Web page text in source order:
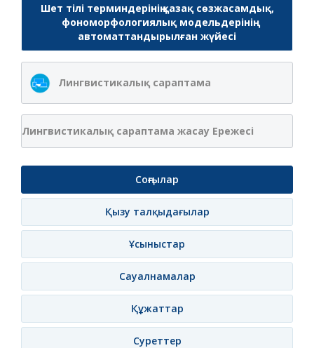
Шет тілі терминдерінің қазақ сөзжасамдық,
фономорфологиялық модельдерінің
автоматтандырылған жүйесі
Лингвистикалық сараптама
Лингвистикалық сараптама жасау Ережесі
Соңғылар
Қызу талқыдағылар
Ұсыныстар
Сауалнамалар
Құжаттар
Суреттер